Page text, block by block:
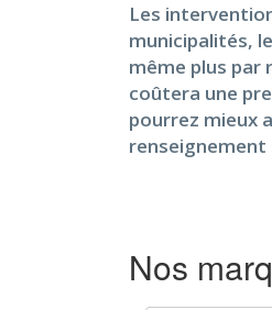
Les
municipalités,
même plus par
coûtera une
pourrez mieux
renseignement
Nos